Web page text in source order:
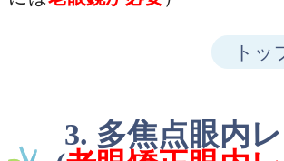
トッ
3. 多焦点眼内